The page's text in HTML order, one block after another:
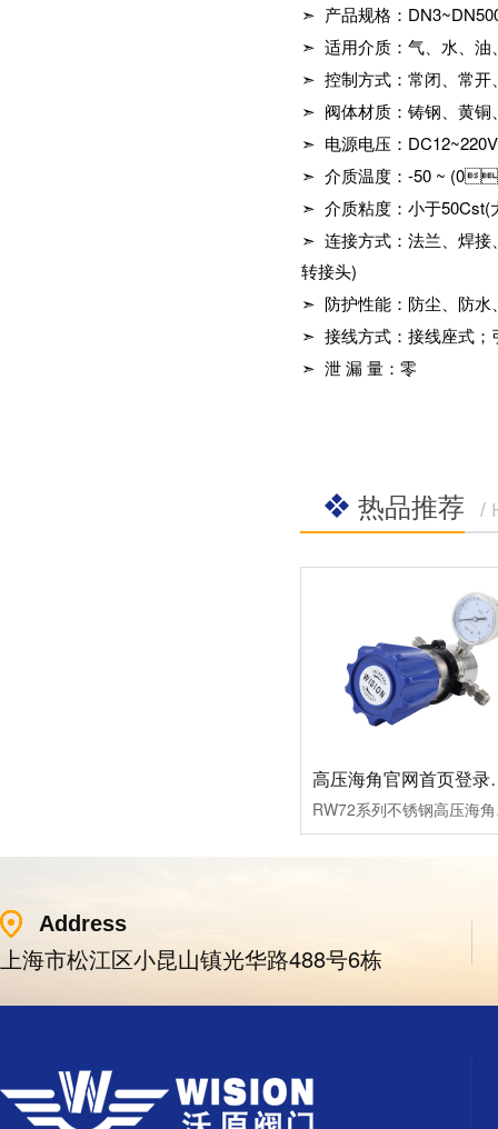
➣ 产品规格：
➣ 适用介质：气、水、
➣ 控制方式：常闭、常开
➣ 阀体材质：铸钢、黄铜
➣ 电源电压：
➣ 介质温度：-50 ~
➣ 介质粘度：小于50Cst(
➣ 连接方式：法兰、焊接
转接头)
➣ 防护性能：防尘、防水
➣ 接线方式：接线座式
➣ 泄 漏 量：零
热品推荐 /
高压海
RW72系列不
Address
上海市松江区小昆山镇光华路488号6栋